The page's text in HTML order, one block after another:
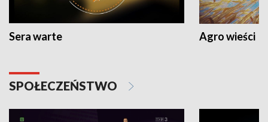
Sera warte Agro wieści
SPOŁECZEŃSTWO